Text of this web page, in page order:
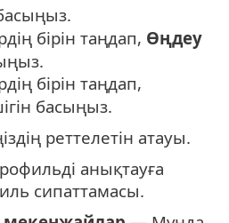
бірін таңдап, Өңдеу
бірін таңдап,
басыңыз.
реттелетін атауы.
анықтауға
сипаттамасы.